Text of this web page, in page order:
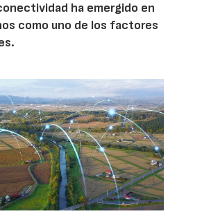
ha emergido en
como uno de los factores